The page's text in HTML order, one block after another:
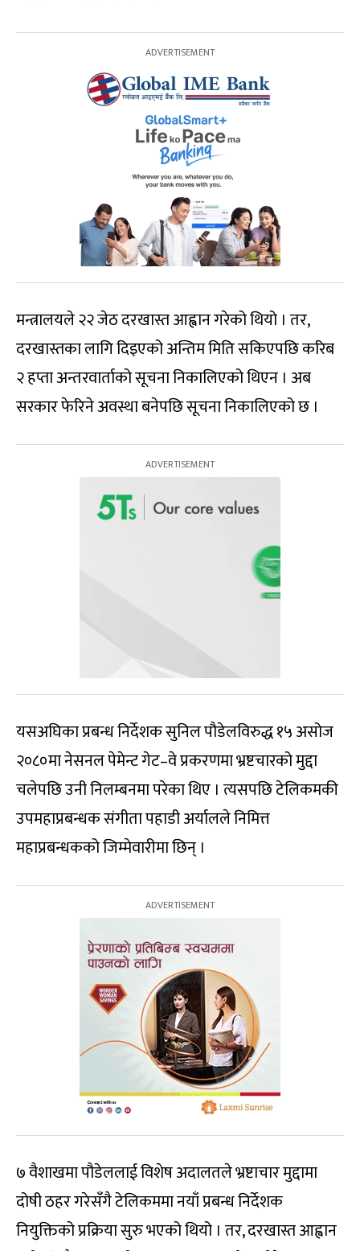
मन्त्रालयले २२ जेठ दरखास्त आह्वान गरेको थियो । तर,
दरखास्तका लागि दिइएको अन्तिम मिति सकिएपछि करिब
२ हप्ता अन्तरवार्ताको सूचना निकालिएको थिएन । अब
सरकार फेरिने अवस्था बनेपछि सूचना निकालिएको छ ।
यसअघिका प्रबन्ध निर्देशक सुनिल पौडेलविरुद्ध १५ असोज
२०८०मा नेसनल पेमेन्ट गेट–वे प्रकरणमा भ्रष्टचारको मुद्दा
चलेपछि उनी निलम्बनमा परेका थिए । त्यसपछि टेलिकमकी
उपमहाप्रबन्धक संगीता पहाडी अर्यालले निमित्त
महाप्रबन्धकको जिम्मेवारीमा छिन् ।
७ वैशाखमा पौडेललाई विशेष अदालतले भ्रष्टाचार मुद्दामा
दोषी ठहर गरेसँगै टेलिकममा नयाँ प्रबन्ध निर्देशक
नियुक्तिको प्रक्रिया सुरु भएको थियो । तर, दरखास्त आह्वान